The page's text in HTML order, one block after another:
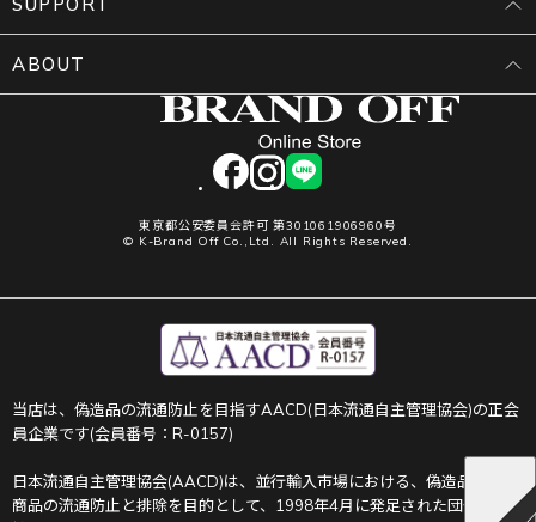
facebookinstagram
LINE
東京都公安委員会許可 第301061906960号
© K-Brand Off Co.,Ltd. All Rights Reserved.
SUPPORT
ABOUT
当店は、偽造品の流通防止を目指すAACD(日本流通自主管理協会)の正会
員企業です(会員番号：R-0157)
日本流通自主管理協会(AACD)は、並行輸入市場における、偽造品や不正
商品の流通防止と排除を目的として、1998年4月に発足された団体です。